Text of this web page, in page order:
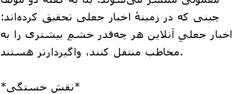
چینی که در زمینهٔ اخبار جعلی تحقیق کرده‌اند:
اخبار جعلیِ آنلاین هر چه‌قدر خشمِ بیشتری را به
مخاطب منتقل کنند، واگیردارتر هستند.
*نقش خستگی*